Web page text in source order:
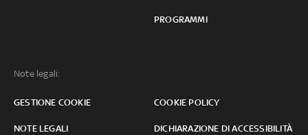
PROGRAMMI
Note legali:
GESTIONE COOKIE COOKIE POLICY
NOTE LEGALI DICHIARAZIONE DI ACCESSIBILITÀ